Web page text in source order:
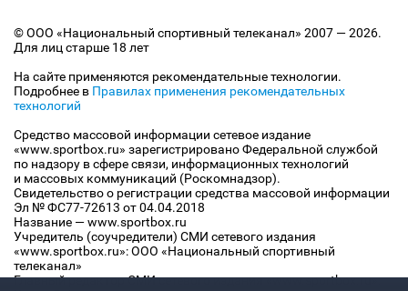
© ООО «Национальный спортивный телеканал» 2007 — 2026.
Для лиц старше 18 лет
На сайте применяются рекомендательные технологии.
Подробнее в Правилах применения рекомендательных
технологий
Средство массовой информации сетевое издание
«www.sportbox.ru» зарегистрировано Федеральной службой
по надзору в сфере связи, информационных технологий
и массовых коммуникаций (Роскомнадзор).
Свидетельство о регистрации средства массовой информации
Эл № ФС77-72613 от 04.04.2018
Название — www.sportbox.ru
Учредитель (соучредители) СМИ сетевого издания
«www.sportbox.ru»: ООО «Национальный спортивный
телеканал»
Главный редактор СМИ сетевого издания «www.sportbox.ru»: